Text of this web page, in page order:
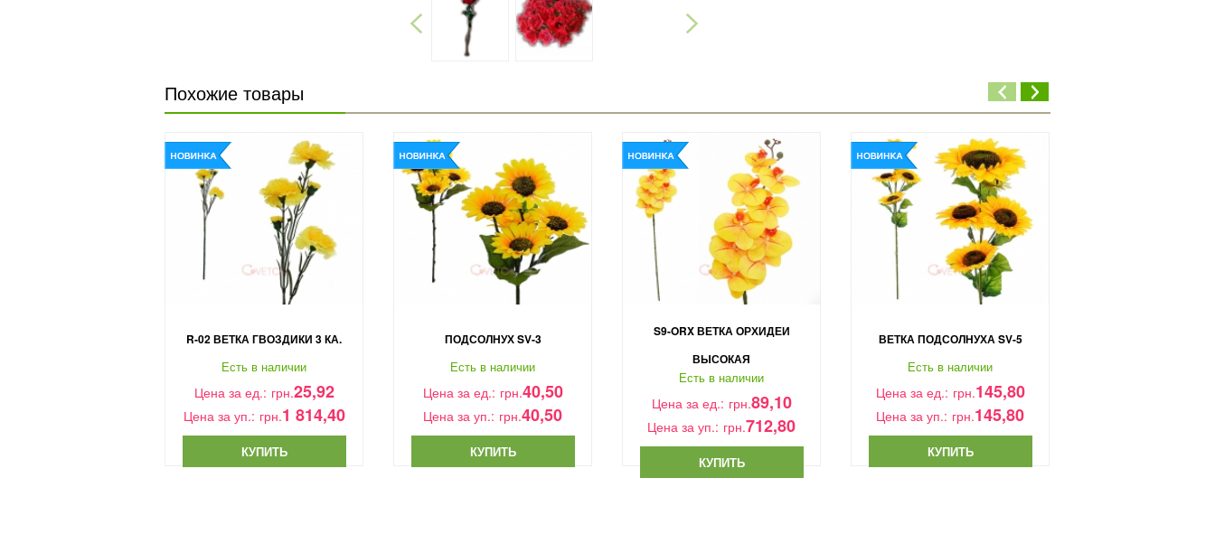
Похожие товары
R-02 ВЕТКА ГВОЗДИКИ 3 КА.
Есть в наличии
Цена за ед.: грн.25,92
Цена за уп.: грн.1 814,40
КУПИТЬ
ПОДСОЛНУХ SV-3
Есть в наличии
Цена за ед.: грн.40,50
Цена за уп.: грн.40,50
КУПИТЬ
S9-ORX ВЕТКА ОРХИДЕИ
ВЫСОКАЯ
Есть в наличии
Цена за ед.: грн.89,10
Цена за уп.: грн.712,80
КУПИТЬ
ВЕТКА ПОДСОЛНУХА SV-5
Есть в наличии
Цена за ед.: грн.145,80
Цена за уп.: грн.145,80
КУПИТЬ